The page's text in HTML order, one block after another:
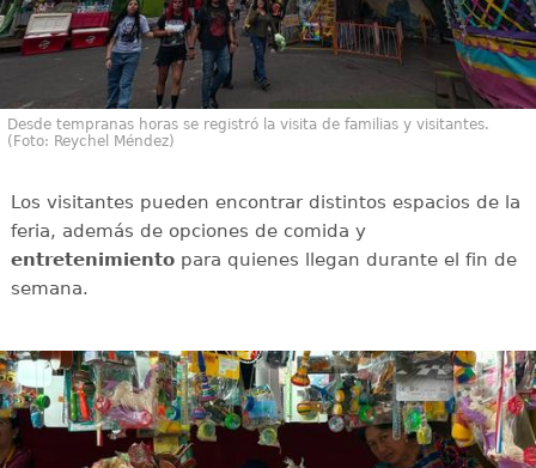
Desde tempranas horas se registró la visita de familias y visitantes.
(Foto: Reychel Méndez)
Los visitantes pueden encontrar distintos espacios de la
feria, además de opciones de comida y
entretenimientopara quienes llegan durante el fin de
semana.